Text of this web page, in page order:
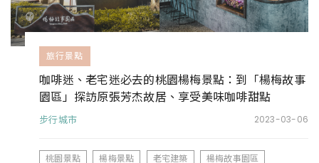
旅行景點
咖啡迷、老宅迷必去的桃園楊梅景點：到「楊梅故事
園區」探訪原張芳杰故居、享受美味咖啡甜點
步行城市 2023-03-06
桃園景點 楊梅景點 老宅建築
楊梅故事園區